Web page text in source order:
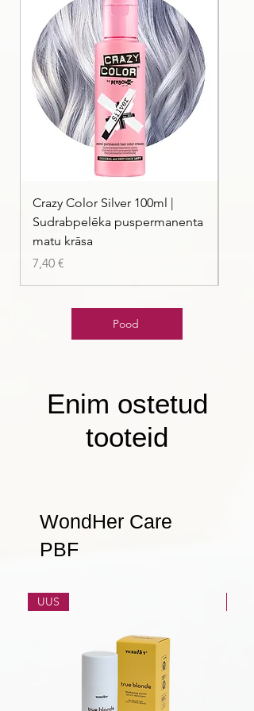
Crazy Color Silver 100ml |
Sudrabpelēka puspermanenta
matu krāsa
Price
7,40 €
Pood
Enim ostetud
tooteid
WondHer Care
PBF
UUS